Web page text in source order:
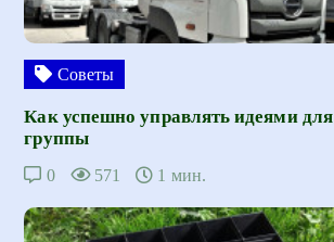
Советы
Как успешно управлять идеями для
группы
0 571 1 мин.